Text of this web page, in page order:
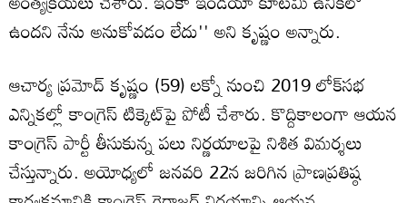
ఉందని నేను అనుకోవడం లేదు'' అని కృష్ణం అన్నారు.
ఆచార్య ప్రమోద్ కృష్ణం (59) లక్నో నుంచి 2019 లోక్‌సభ
ఎన్నికల్లో కాంగ్రెస్ టిక్కెట్‌పై పోటీ చేశారు. కొద్దికాలంగా ఆయన
కాంగ్రెస్ పార్టీ తీసుకున్న పలు నిర్ణయాలపై నిశిత విమర్శలు
చేస్తున్నారు. అయోధ్యలో జనవరి 22న జరిగిన ప్రాణప్రతిష్ఠ